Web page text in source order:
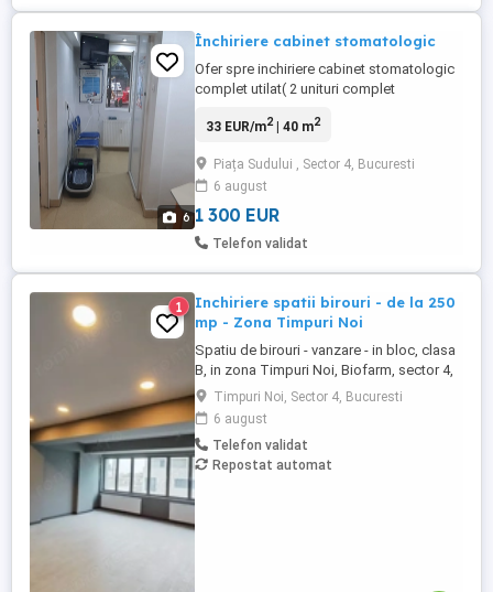
6
Închiriere cabinet stomatologic
Ofer spre inchiriere cabinet stomatologic
complet utilat( 2 unituri complet
intraorală, lampa foto, aparat sterilizare,
este autorizat! Are sală de asteptare si
grup sanitar pacienți și vestiar si grup
sanitar medici. Debara ...
33 EUR/m2| 40 m2
Piața Sudului , Sector 4, Bucuresti
6 august
1 300 EUR
Telefon validat
1
Inchiriere spatii birouri - de la 250
mp - Zona Timpuri Noi
Spatiu de birouri - vanzare - in bloc, clasa
B, in zona Timpuri Noi, Biofarm, sector 4,
Bucuresti, cu urmatoarele dotari si finisaje:
structura beton, caramida, perete faianta,
lavabil, nefinisat, inaltime spatiu 2.6 m,
plansee beton armat, gresie. Dotari
tehnice: internet, telefon. Servicii
Timpuri Noi, Sector 4, Bucuresti
6 august
Telefon validat
Repostat automat